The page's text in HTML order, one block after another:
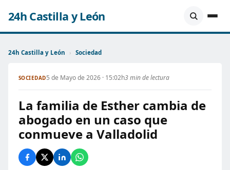
24h Castilla y León
24h Castilla y León › Sociedad
SOCIEDAD5 de Mayo de 2026 · 15:02h3 min de lectura
La familia de Esther cambia de
abogado en un caso que
conmueve a Valladolid